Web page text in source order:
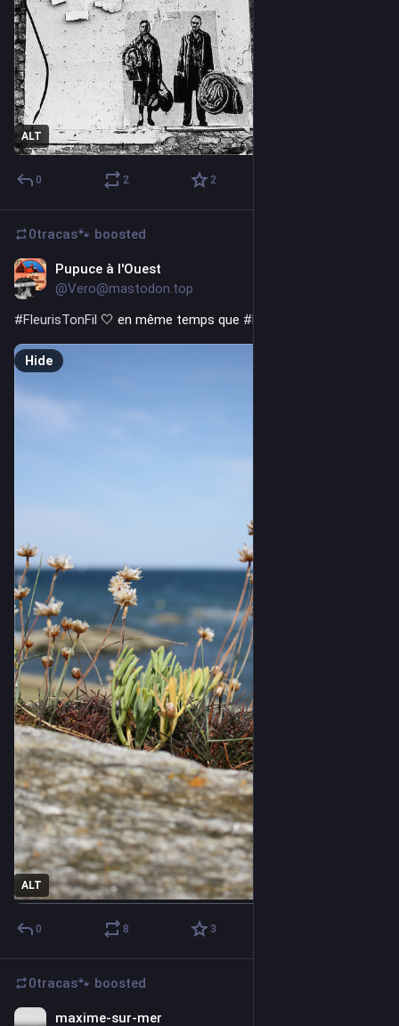
ALT
0 2 2
0tracas🐾 boosted
Pupuce à l'Ouest
@Vero@mastodon.top
#FleurisTonFil 🤍 en même temps que #PartageTaMer
ALT
Hide
0 8 3
0tracas🐾 boosted
maxime-sur-mer